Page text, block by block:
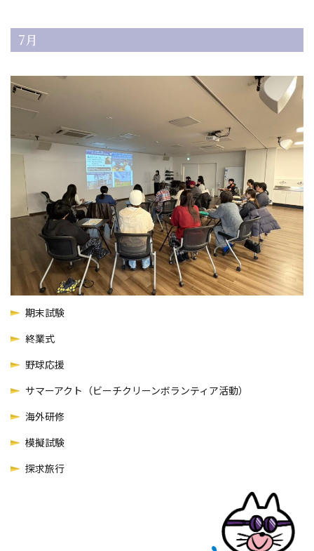
7月
期末試験
終業式
野球応援
サマーアクト（ビーチクリーンボランティア活動）
海外研修
模擬試験
探求旅行